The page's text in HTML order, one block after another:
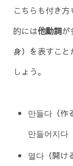
こちらも付き
的には他動詞が
身）を表すこ
しょう。
만들다（
만들어지다
열다（開